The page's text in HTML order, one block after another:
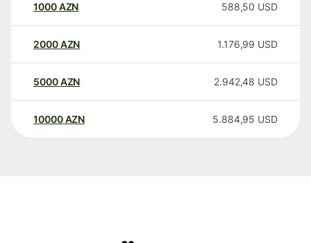
1000AZN 588,50 USD
2000AZN 1.176,99 USD
5000AZN 2.942,48 USD
10000 AZN 5.884,95 USD